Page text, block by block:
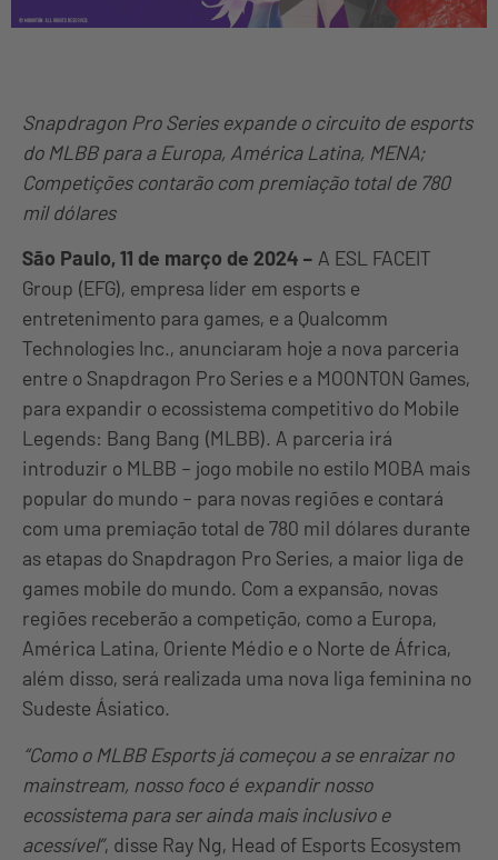
Snapdragon Pro Series expande o circuito de esports
do MLBB para a Europa, América Latina, MENA;
Competições contarão com premiação total de 780
mil dólares
São Paulo, 11 de março de 2024 – A ESL FACEIT
Group (EFG), empresa líder em esports e
entretenimento para games, e a Qualcomm
Technologies Inc., anunciaram hoje a nova parceria
entre o Snapdragon Pro Series e a MOONTON Games,
para expandir o ecossistema competitivo do Mobile
Legends: Bang Bang (MLBB). A parceria irá
introduzir o MLBB – jogo mobile no estilo MOBA mais
popular do mundo – para novas regiões e contará
com uma premiação total de 780 mil dólares durante
as etapas do Snapdragon Pro Series, a maior liga de
games mobile do mundo. Com a expansão, novas
regiões receberão a competição, como a Europa,
América Latina, Oriente Médio e o Norte de África,
além disso, será realizada uma nova liga feminina no
Sudeste Ásiatico.
“Como o MLBB Esports já começou a se enraizar no
mainstream, nosso foco é expandir nosso
ecossistema para ser ainda mais inclusivo e
acessível”, disse Ray Ng, Head of Esports Ecosystem